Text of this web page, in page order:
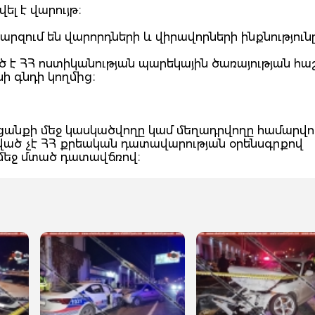
է վարույթ։
են վարորդների և վիրավորների
ՀՀ ոստիկանության պարեկային ծառայության
գնդի կողմից։
մեջ կասկածվողը կամ մեղադրվողը
չէ ՀՀ քրեական դատավարության օրենսգրքով
մտած դատավճռով։